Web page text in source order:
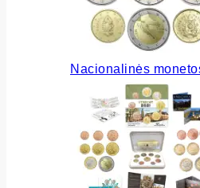
Nacionalinės